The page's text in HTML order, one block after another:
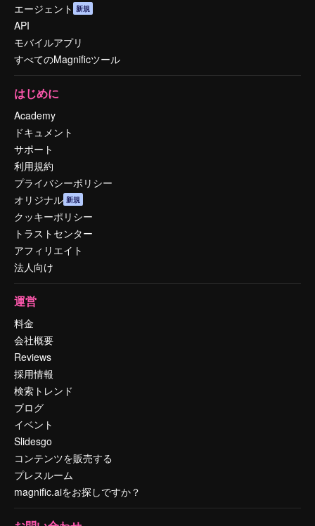
エージェント 新規
API
モバイルアプリ
すべてのMagnificツール
はじめに
Academy
ドキュメント
サポート
利用規約
プライバシーポリシー
オリジナル 新規
クッキーポリシー
トラストセンター
アフィリエイト
法人向け
運営
料金
会社概要
Reviews
採用情報
検索トレンド
ブログ
イベント
Slidesgo
コンテンツを販売する
プレスルーム
magnific.aiをお探しですか？